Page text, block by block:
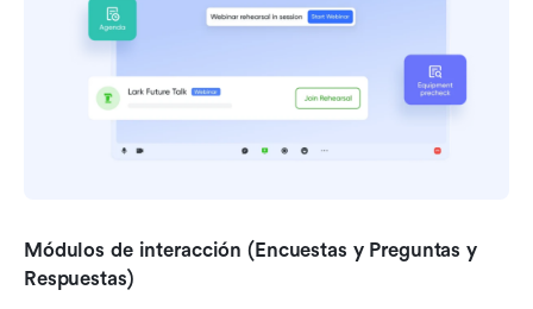
Módulos de interacción (Encuestas y Preguntas y
Respuestas)